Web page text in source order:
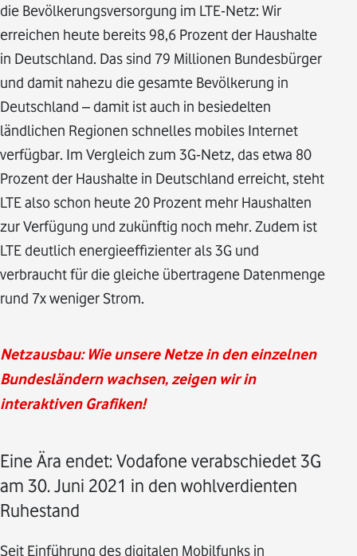
die Bevölkerungsversorgung im LTE-Netz: Wir
erreichen heute bereits 98,6 Prozent der Haushalte
in Deutschland. Das sind 79 Millionen Bundesbürger
und damit nahezu die gesamte Bevölkerung in
Deutschland – damit ist auch in besiedelten
ländlichen Regionen schnelles mobiles Internet
verfügbar. Im Vergleich zum 3G-Netz, das etwa 80
Prozent der Haushalte in Deutschland erreicht, steht
LTE also schon heute 20 Prozent mehr Haushalten
zur Verfügung und zukünftig noch mehr. Zudem ist
LTE deutlich energieeffizienter als 3G und
verbraucht für die gleiche übertragene Datenmenge
rund 7x weniger Strom.
Netzausbau: Wie unsere Netze in den einzelnen
Bundesländern wachsen, zeigen wir in
interaktiven Grafiken!
Eine Ära endet: Vodafone verabschiedet 3G
am 30. Juni 2021 in den wohlverdienten
Ruhestand
Seit Einführung des digitalen Mobilfunks in